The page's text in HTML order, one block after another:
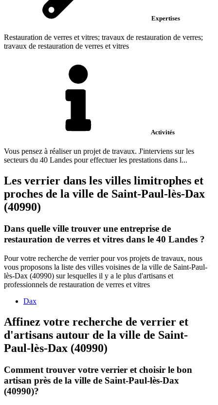
Expertises
Restauration de verres et vitres; travaux de restauration de verres;
travaux de restauration de verres et vitres
Activités
Vous pensez à réaliser un projet de travaux. J'interviens sur les
secteurs du 40 Landes pour effectuer les prestations dans l...
Les verrier dans les villes limitrophes et
proches de la ville de Saint-Paul-lès-Dax
(40990)
Dans quelle ville trouver une entreprise de
restauration de verres et vitres dans le 40 Landes ?
Pour votre recherche de verrier pour vos projets de travaux, nous
vous proposons la liste des villes voisines de la ville de Saint-Paul-
lès-Dax (40990) sur lesquelles il y a le plus d'artisans et
professionnels de restauration de verres et vitres
Dax
Affinez votre recherche de verrier et
d'artisans autour de la ville de Saint-
Paul-lès-Dax (40990)
Comment trouver votre verrier et choisir le bon
artisan près de la ville de Saint-Paul-lès-Dax
(40990)?